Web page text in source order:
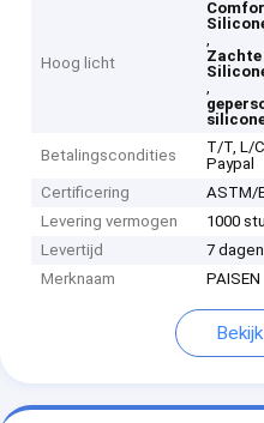
Hoog licht
,
Zachte
,
Betalingscondities
T/T, L/
Paypal
Certificering
ASTM/
Levering vermogen
1000
Levertijd
7 dagen
Merknaam
PAISEN